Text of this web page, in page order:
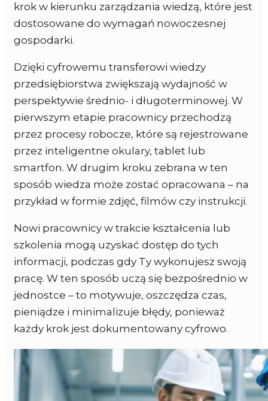
krok w kierunku zarządzania wiedzą, które jest
dostosowane do wymagań nowoczesnej
gospodarki.
Dzięki cyfrowemu transferowi wiedzy
przedsiębiorstwa zwiększają wydajność w
perspektywie średnio- i długoterminowej. W
pierwszym etapie pracownicy przechodzą
przez procesy robocze, które są rejestrowane
przez inteligentne okulary, tablet lub
smartfon. W drugim kroku zebrana w ten
sposób wiedza może zostać opracowana – na
przykład w formie zdjęć, filmów czy instrukcji.
Nowi pracownicy w trakcie kształcenia lub
szkolenia mogą uzyskać dostęp do tych
informacji, podczas gdy Ty wykonujesz swoją
pracę. W ten sposób uczą się bezpośrednio w
jednostce – to motywuje, oszczędza czas,
pieniądze i minimalizuje błędy, ponieważ
każdy krok jest dokumentowany cyfrowo.